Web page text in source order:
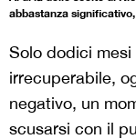
abbastanza
Solo dodici mesi
irrecuperabile,
negativo, un
scusarsi con il